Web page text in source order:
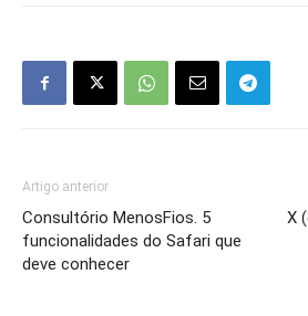
Artigo anterior
Consultório MenosFios. 5
funcionalidades do Safari que
deve conhecer
X